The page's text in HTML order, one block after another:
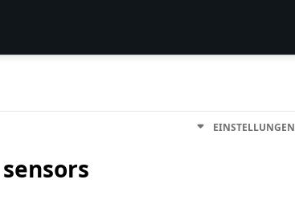
EINSTELLUNGEN